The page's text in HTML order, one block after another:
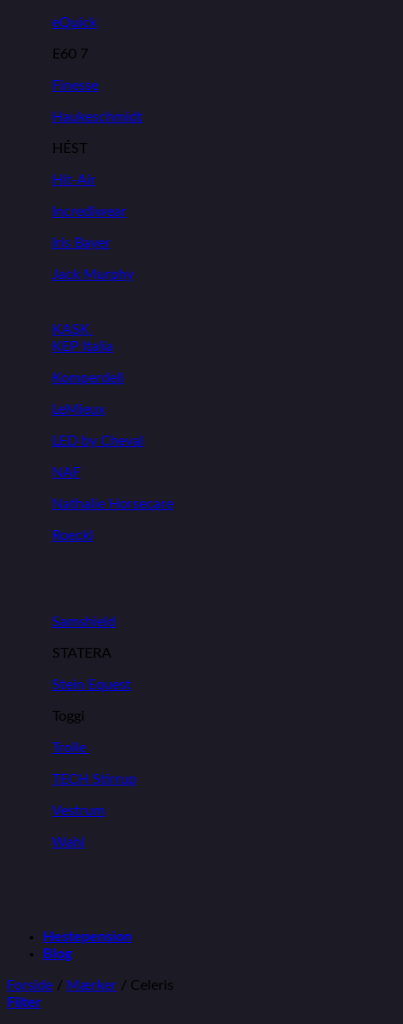
eQuick
E60 7
Finesse
Haukeschmidt
HÉST
Hit-Air
Incrediwear
Iris Bayer
Jack Murphy
KASK
KEP Italia
Komperdell
LeMieux
LED by Cheval
NAF
Nathalie Horsecare
Roeckl
Samshield
STATERA
Stein Equest
Toggi
Trolle
TECH Stirrup
Vestrum
Wahl
Hestepension
Blog
Forside / Mærker / Celeris
Filter